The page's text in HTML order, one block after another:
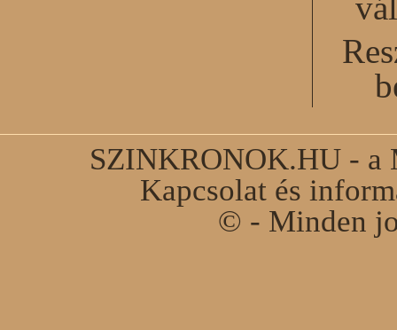
SZINKRONOK.HU - a
Kapcsolat és
© - Minden